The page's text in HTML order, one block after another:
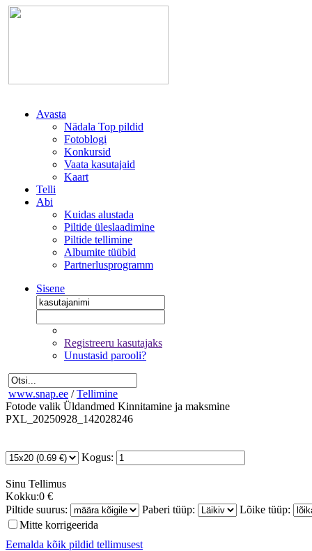
Avasta
Nädala Top pildid
Fotoblogi
Konkursid
Vaata kasutajaid
Kaart
Telli
Abi
Kuidas alustada
Piltide üleslaadimine
Piltide tellimine
Albumite tüübid
Partnerlusprogramm
Sisene
Registreeru kasutajaks
Unustasid parooli?
www.snap.ee / Tellimine
Fotode valik Üldandmed Kinnitamine ja maksmine
PXL_20250928_142028246
Kogus:
Sinu Tellimus
Kokku:0 €
Piltide suurus:
Paberi tüüp:
Lõike tüüp:
Mitte korrigeerida
Eemalda kõik pildid tellimusest